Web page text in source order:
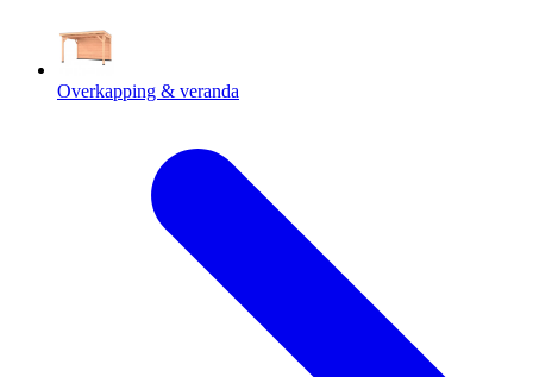
Overkapping & veranda